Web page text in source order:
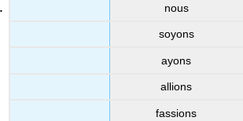
nous
soyons
ayons
allions
fassions